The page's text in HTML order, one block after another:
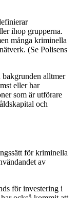
ihop grupperna.
många kriminella
(Se Polisens
bakgrunden alltmer
eller har
som är utförare
och
för kriminella
av
för investering i